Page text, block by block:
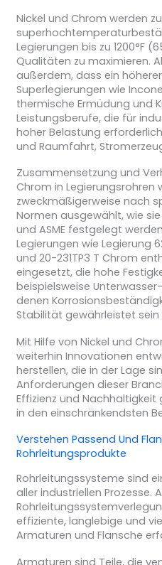
Nickel und Chrom werden
Legierungen bis zu 1200°F
Qualitäten zu maximieren.
außerdem, dass ein
Superlegierungen wie
thermische Ermüdung und
Leistungsberufe, die für
hoher Belastung
und Raumfahrt,
Zusammensetzung und
Chrom in Legierungsrohren
zweckmäßigerweise nach
Normen ausgewählt, wie
und ASME festgelegt
Legierungen wie Legierung
und 20-231TP3 T Chrom
eingesetzt, die hohe
beispielsweise
denen
Stabilität gewährleistet sein
Mit Hilfe von Nickel und
weiterhin Innovationen
herstellen, die in der Lage
Anforderungen dieser
Effizienz und
in den einschränkendsten
Verstehen Passend Und
Rohrleitungsprodukte
Rohrleitungssysteme sind
aller industriellen Prozesse.
effiziente, langlebige und
Armaturen und Flansche
Armaturen sind Teile, die